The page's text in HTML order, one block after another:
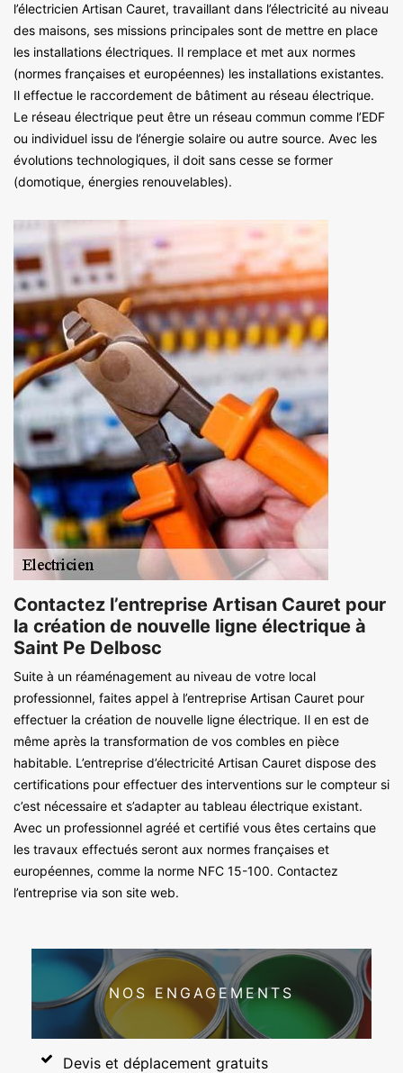
l’électricien Artisan Cauret, travaillant dans l’électricité au niveau
des maisons, ses missions principales sont de mettre en place
les installations électriques. Il remplace et met aux normes
(normes françaises et européennes) les installations existantes.
Il effectue le raccordement de bâtiment au réseau électrique.
Le réseau électrique peut être un réseau commun comme l’EDF
ou individuel issu de l’énergie solaire ou autre source. Avec les
évolutions technologiques, il doit sans cesse se former
(domotique, énergies renouvelables).
Contactez l’entreprise Artisan Cauret pour
la création de nouvelle ligne électrique à
Saint Pe Delbosc
Suite à un réaménagement au niveau de votre local
professionnel, faites appel à l’entreprise Artisan Cauret pour
effectuer la création de nouvelle ligne électrique. Il en est de
même après la transformation de vos combles en pièce
habitable. L’entreprise d’électricité Artisan Cauret dispose des
certifications pour effectuer des interventions sur le compteur si
c’est nécessaire et s’adapter au tableau électrique existant.
Avec un professionnel agréé et certifié vous êtes certains que
les travaux effectués seront aux normes françaises et
européennes, comme la norme NFC 15-100. Contactez
l’entreprise via son site web.
NOS ENGAGEMENTS
Devis et déplacement gratuits